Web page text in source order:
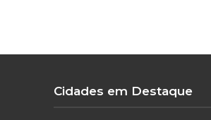
Cidades em Destaque